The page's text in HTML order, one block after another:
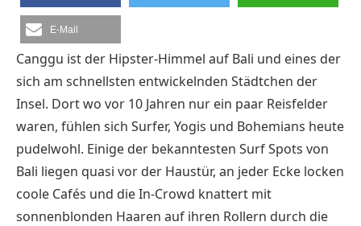
E-Mail
Canggu ist der Hipster-Himmel auf Bali und eines der
sich am schnellsten entwickelnden Städtchen der
Insel. Dort wo vor 10 Jahren nur ein paar Reisfelder
waren, fühlen sich Surfer, Yogis und Bohemians heute
pudelwohl. Einige der bekanntesten Surf Spots von
Bali liegen quasi vor der Haustür, an jeder Ecke locken
coole Cafés und die In-Crowd knattert mit
sonnenblonden Haaren auf ihren Rollern durch die